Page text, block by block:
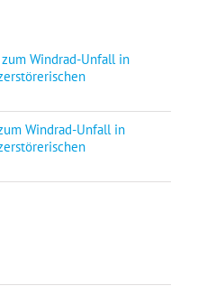
Windrad-Unfall in
Windrad-Unfall in